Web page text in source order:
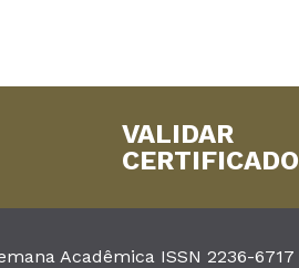
VALIDAR
CERTIFICADO
Acadêmica ISSN 2236-6717